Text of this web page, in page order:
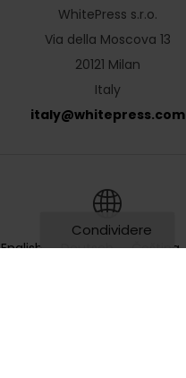
Condividere
WhitePress s.r.o.
Via della Moscova 13
20121 Milan
Italy
italy@whitepress.com
English Deutsch Čeština